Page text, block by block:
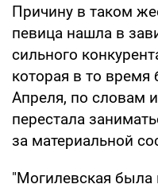
Причину в таком
певица нашла в
сильного
которая в то
Апреля, по словам
перестала
за материальной
"Могилевская была